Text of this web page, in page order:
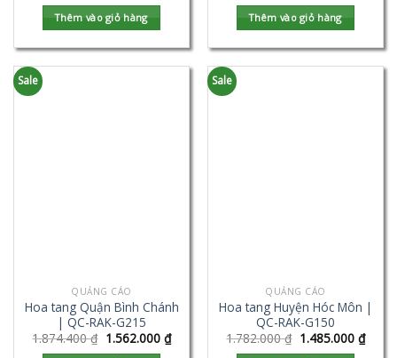
Thêm vào giỏ hàng Thêm vào giỏ hàng
Sale
QUẢNG CÁO
Hoa tang Quận Bình Chánh
| QC-RAK-G215
1.874.400₫ 1.562.000 ₫
Sale
QUẢNG CÁO
Hoa tang Huyện Hóc Môn |
QC-RAK-G150
1.782.000₫ 1.485.000 ₫